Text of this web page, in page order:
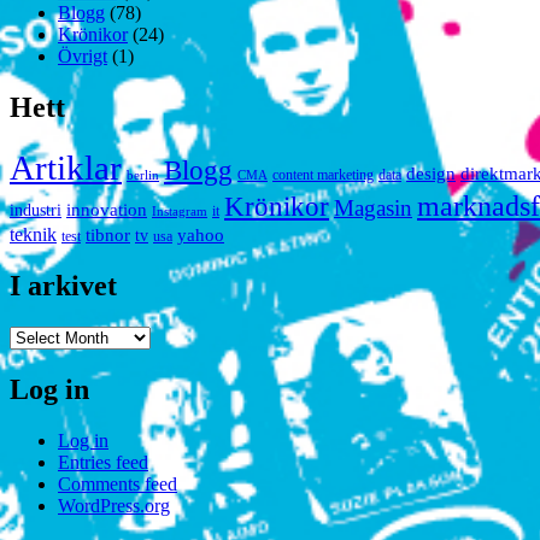
Blogg (78)
Krönikor(24)
Övrigt (1)
Hett
Artiklar berlin Blogg CMA content marketing data design
industri innovation Instagram it KrönikorMagasin
teknik test tibnor tv usa yahoo
I arkivet
arkivet
Log in
Log in
Entries feed
Comments feed
WordPress.org